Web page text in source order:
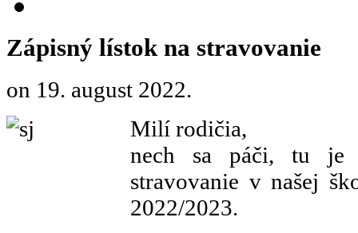
Zápisný lístok na stravovanie
on 19. august 2022.
Milí rodičia,
nech sa páči, tu je
stravovanie v našej
2022/2023.